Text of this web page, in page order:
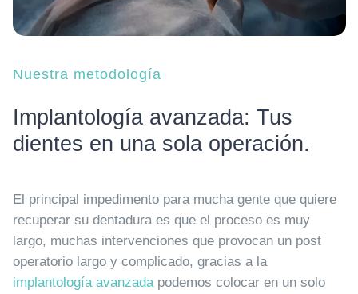
Nuestra metodología
Implantología avanzada: Tus
dientes en una sola operación.
El principal impedimento para mucha gente que quiere
recuperar su dentadura es que el proceso es muy
largo, muchas intervenciones que provocan un post
operatorio largo y complicado, gracias a la
implantología avanzadapodemos colocar en un solo